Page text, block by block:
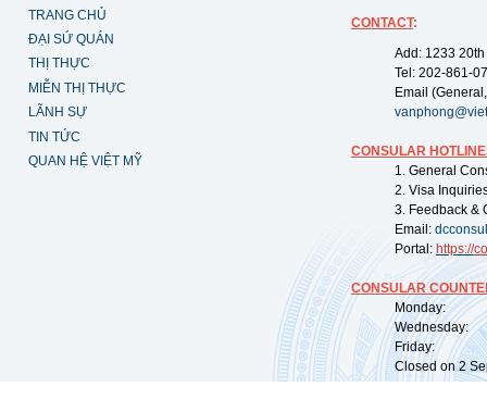
TRANG CHỦ
ĐẠI SỨ QUÁN
THỊ THỰC
MIỄN THỊ THỰC
LÃNH SỰ
TIN TỨC
QUAN HỆ VIỆT MỸ
CONTACT:
Add: 1233
Tel: 202-861-
Email
CONSULAR
1. General
2. Visa
3. Feedback &
Email:
Portal: https://
CONSULAR
Monday:
Wednesday:
Friday:
Closed on 2